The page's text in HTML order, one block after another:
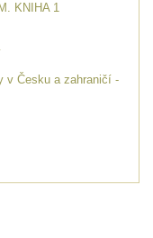
KNIHA 1
v Česku a zahraničí -